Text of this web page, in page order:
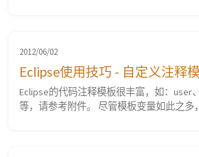
注释内容/，注释的时候，会生成如下形式
2012/06/02
Eclipse使用技巧 - 自定义注释
Eclipse的代码注释模板很丰富，如：user
等，请参考附件。 尽管模板变量如此之多